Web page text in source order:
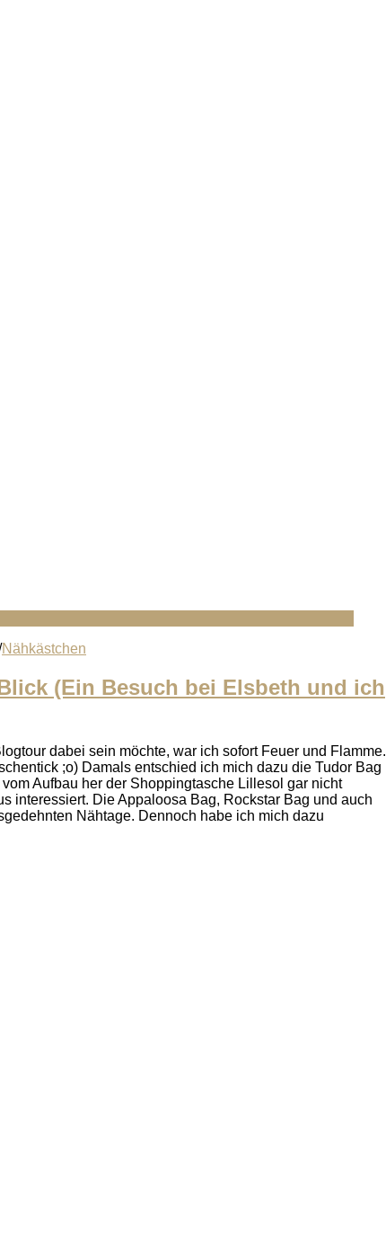
Nähkästchen
(Ein Besuch bei Elsbeth und ich
dabei sein möchte, war ich sofort Feuer und Flamme.
;o) Damals entschied ich mich dazu die Tudor Bag
Aufbau her der Shoppingtasche Lillesol gar nicht
interessiert. Die Appaloosa Bag, Rockstar Bag und auch
Nähtage. Dennoch habe ich mich dazu